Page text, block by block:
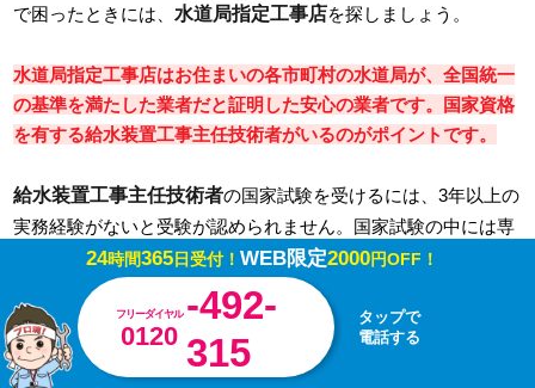
で困ったときには、 水道局指定工事店を探しましょう。
水道局指定工事店はお住まいの各市町村の水道局が、全国統一
の基準を満たした業者だと証明した安心の業者です。国家資格
を有する給水装置工事主任技術者がいるのがポイントです。
給水装置工事主任技術者の国家試験を受けるには、3年以上の
実務経験がないと受験が認められません。国家試験の中には専
門知識のみを問い、資格取得後に実務経験を積むことを求めら
れる資格もあります。
ですが、 給水装置工事主任技術者
は現場での工事対応などで
実績を積んだうえで、水道行政なども含めたより高度な専門知
24時間365日受付！ WEB限定2000円OFF！
フリーダイヤル
0120
-492-
315
タップで
電話する